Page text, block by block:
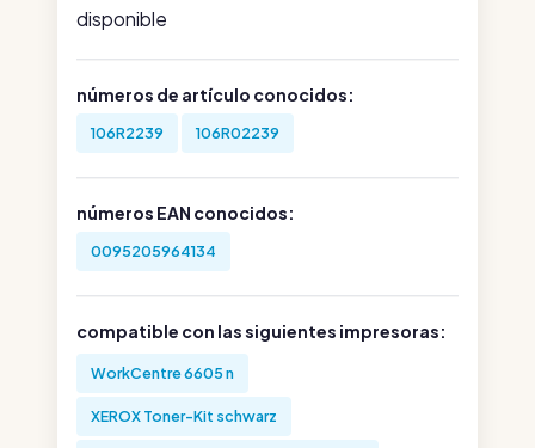
disponible
números de artículo conocidos:
106R2239 106R02239
números EAN conocidos:
0095205964134
compatible con las siguientes impresoras:
WorkCentre 6605 n
XEROX Toner-Kit schwarz